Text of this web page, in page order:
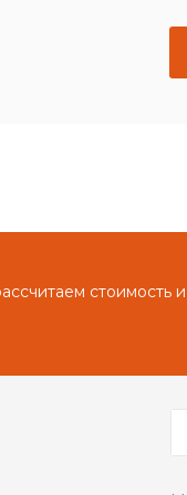
стоимость и